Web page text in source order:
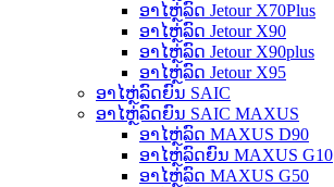
ອາໄຫຼ່ລົດ Jetour X70Plus
ອາໄຫຼ່ລົດ Jetour X90
ອາໄຫຼ່ລົດ Jetour X90plus
ອາໄຫຼ່ລົດ Jetour X95
ອາໄຫຼ່ລົດຍົນ SAIC
ອາໄຫຼ່ລົດຍົນ SAIC MAXUS
ອາໄຫຼ່ລົດ MAXUS D90
ອາໄຫຼ່ລົດຍົນ MAXUS G10
ອາໄຫຼ່ລົດ MAXUS G50